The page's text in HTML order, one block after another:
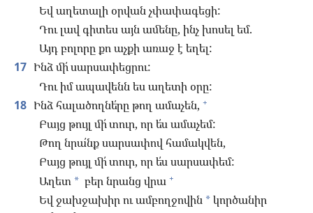
Եվ աղետալի օրվան չփափագեցի:
Դու լավ գիտես այն ամենը, ինչ խոսել եմ.
Այդ բոլորը քո աչքի առաջ է եղել:
17 Ինձ մի՛ սարսափեցրու:
Դու իմ ապավենն ես աղետի օրը:
18 Ինձ հալածողնե՛րը թող ամաչեն, +
Բայց թույլ մի՛ տուր, որ ե՛ս ամաչեմ:
Թող նրա՛նք սարսափով համակվեն,
Բայց թույլ մի՛ տուր, որ ե՛ս սարսափեմ:
Աղետ * բեր նրանց վրա +
Եվ ջախջախիր ու ամբողջովին *կործանիր